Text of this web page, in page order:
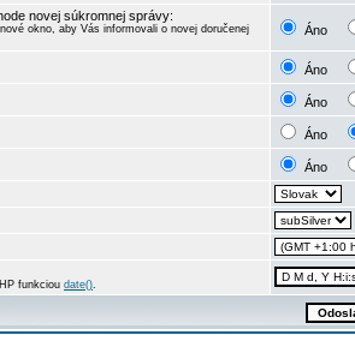
novej súkromnej správy:
okno, aby Vás informovali o novej doručenej
Áno
Áno
Áno
Áno
Áno
funkciou date().